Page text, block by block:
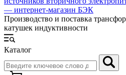
Производство и поставка
катушек индуктивности
Каталог